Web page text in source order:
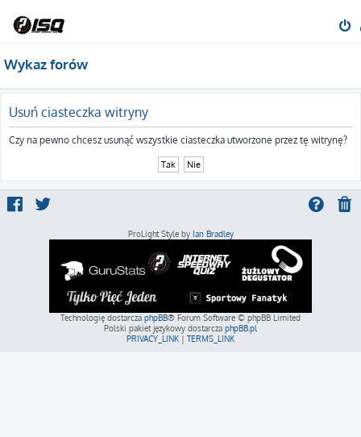
Wykaz forów
Usuń ciasteczka witryny
Czy na pewno chcesz usunąć wszystkie ciasteczka utworzone przez tę witrynę?
ProLight Style by Ian Bradley
Technologię dostarcza phpBB® Forum Software © phpBB Limited
Polski pakiet językowy dostarcza phpBB.pl
PRIVACY_LINK | TERMS_LINK